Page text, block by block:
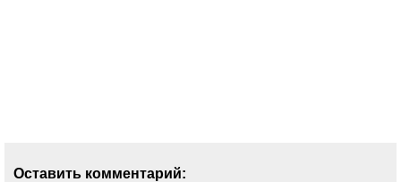
Оставить комментарий: